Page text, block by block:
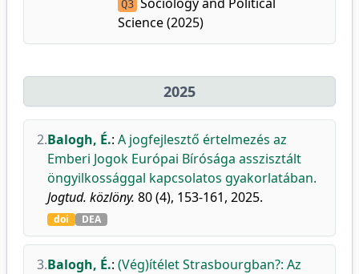
Q3
Science (2025)
2025
2.Balogh, É.: A jogfejlesztő értelmezés az
Emberi Jogok Európai Bírósága asszisztált
öngyilkossággal kapcsolatos gyakorlatában.
Jogtud. közlöny. 80 (4), 153-161, 2025.
doi DEA
3.Balogh, É.: (Vég)ítélet Strasbourgban?: Az